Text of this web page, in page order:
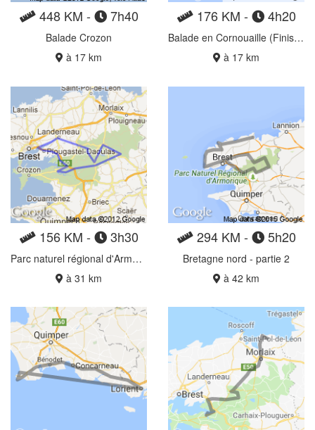
448 KM - 7h40
Balade Crozon
à 17 km
176 KM - 4h20
Balade en Cornouaille (Finistère)
à 17 km
156 KM - 3h30
Parc naturel régional d'Armorique
à 31 km
294 KM - 5h20
Bretagne nord - partie 2
à 42 km